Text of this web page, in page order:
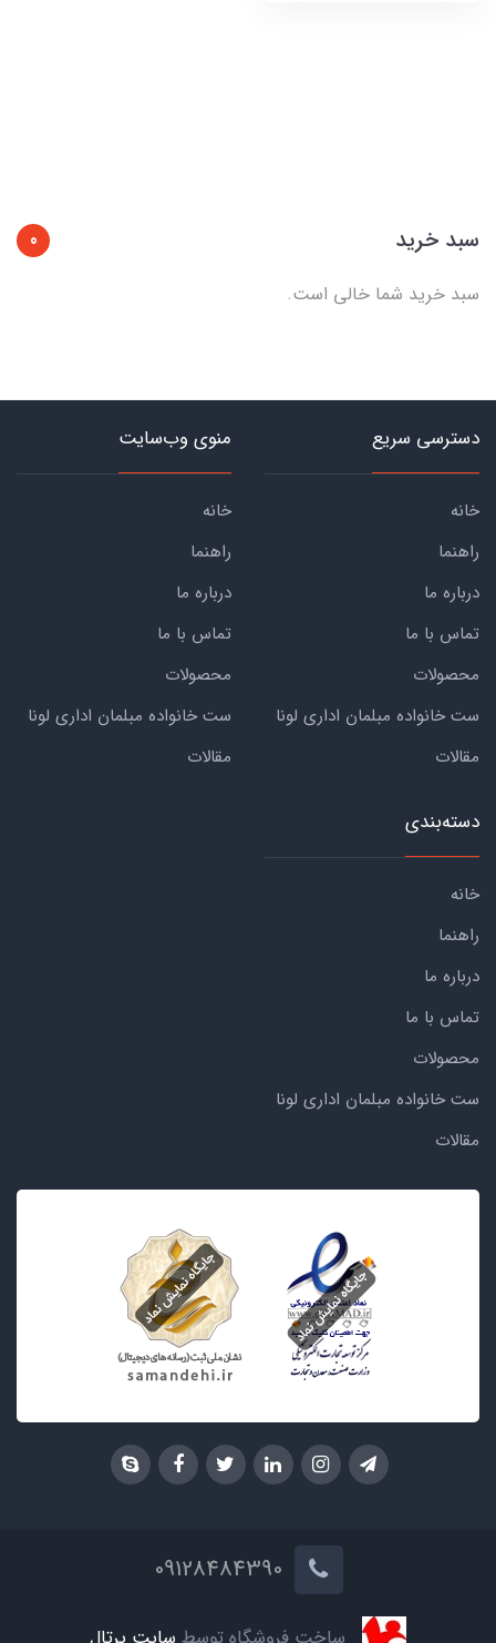
سبد خرید
0
سبد خرید شما خالی است.
دسترسی سریع
خانه
راهنما
درباره ما
تماس با ما
محصولات
ست خانواده مبلمان اداری لونا
مقالات
منوی وب‌سایت
خانه
راهنما
درباره ما
تماس با ما
محصولات
ست خانواده مبلمان اداری لونا
مقالات
دسته‌بندی
خانه
راهنما
درباره ما
تماس با ما
محصولات
ست خانواده مبلمان اداری لونا
مقالات